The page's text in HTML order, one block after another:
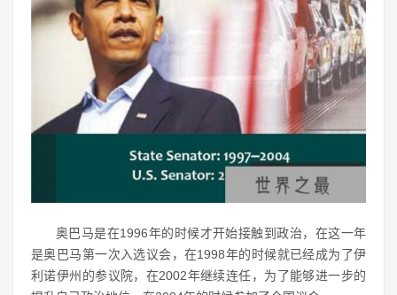
奥巴马是在1996年的时候才开始接触到政治，在这一年
是奥巴马第一次入选议会，在1998年的时候就已经成为了伊
利诺伊州的参议院，在2002年继续连任，为了能够进一步的